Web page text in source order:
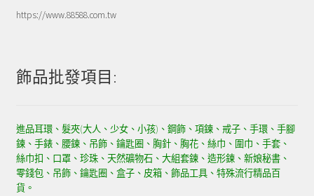
https://www.88588.com.tw
飾品批發項目:
進品耳環、髮夾(大人、少女、小孩)、鋼飾、項鍊、戒子、手環、手腳
鍊、手錶、腰鍊、吊飾、鑰匙圈、胸針、胸花、絲巾、圍巾、手套、
絲巾扣、口罩、珍珠、天然礦物石、大組套鍊、造形鍊、新娘秘書、
零錢包、吊飾、鑰匙圈、盒子、皮箱、飾品工具、特殊流行精品百
貨。